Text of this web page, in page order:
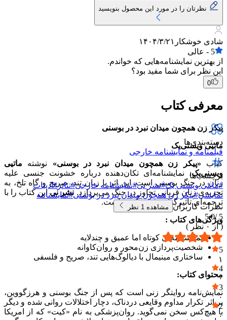
نظرتان را در مورد این محصول بنویسید
شادی خوشکار ۱۴۰۴/۳/۲۱
5
- عالی
از بهترین نمایشنامه‌هایی که خواندم.
این نظر برای شما مفید بود؟
0
معرفی کتاب
پیکر زن همچون میدان نبرد در بوسنی
ماتیی ویسنی‌یک
کتاب «پیکر زن همچون میدان نبرد در بوسنی» نوشته ماتیی
ویسنی‌یک، نمایشنامه‌ای تکان‌دهنده درباره خشونت جنسی علیه
زنان در جنگ بوسنی است. این اثر با زبان تند، صریح و گاه تلخ، به
تجربه‌ی زنان قربانی تجاوز در جنگ می‌پردازد. نشر نیاین کتاب را با
ترجمه‌ای تاثیرگذار منتشر کرده است.
ویژگی‌های کتاب :
نمایشنامه‌ای کوتاه اما عمیق و چندلایه
شخصیت‌پردازی زن‌محور و روان‌کاوانه
ساختاری مینیمال با دیالوگ‌هایی تند، صریح و فلسفی
محتوای کتاب:
نمایش‌نامه روایتگر زنی است که پس از جنگ بوسنی و هرزگووین،
بر اثر تکرار مداوم وقایعی دردناک، دچار اختلالات روانی شده و دیگر
با هیچ‌کس سخن نمی‌گوید. روان‌پزشکی به نام «کیت» که از امریکا
دسته‌بندی‌ها
فیلمنامه و نمایشنامه خارجی
برچسب‌ها
#ماتئی ویسنی یک#نشر نی#نمایشنامه خارجی#تئاتر#ادبیات
نمایشی#پیکر زن همچون میدان نبرد در بوسنی#نمایشنامه
نظرات کاربران مشاهده 1 نظر
5 /
5.0
( از ۰ نظر )
5
۱
4
۰
3
۰
2
۰